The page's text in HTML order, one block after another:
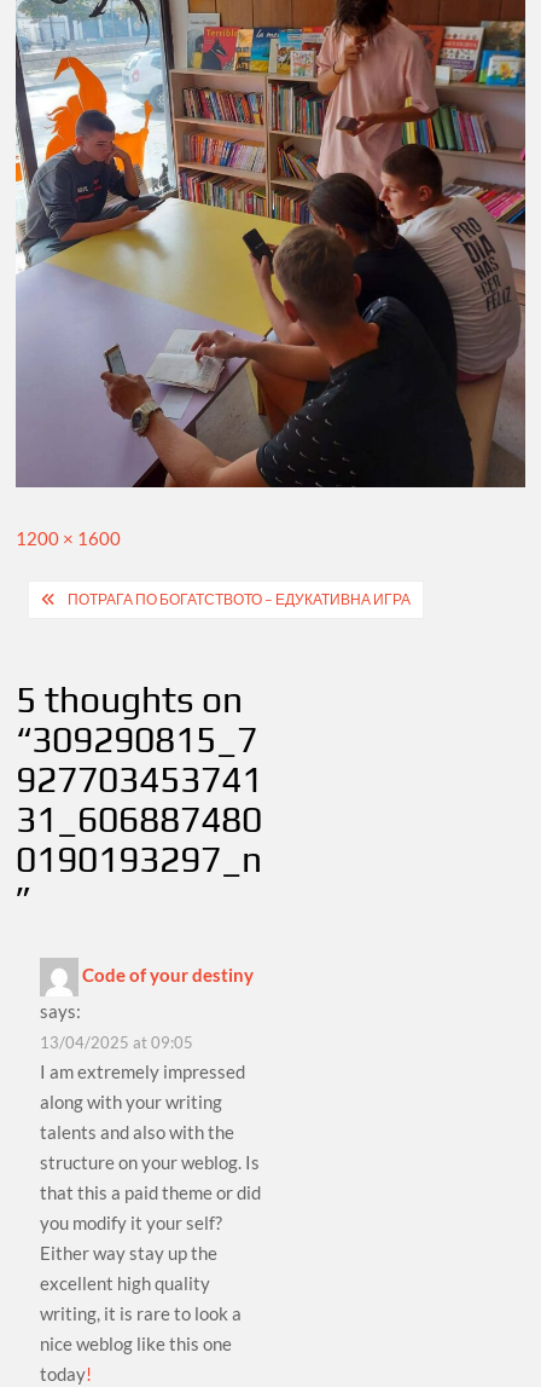
Full
1200 × 1600
PostПОТРАГА ПО БОГАТСТВОТО – ЕДУКАТИВНА ИГРА
5 thoughts on
“309290815_7
927703453741
31_606887480
0190193297_n
”
Code of your destiny
says:
13/04/2025 at 09:05
I am extremely impressed
along with your writing
talents and also with the
structure on your weblog. Is
that this a paid theme or did
you modify it your self?
Either way stay up the
excellent high quality
writing, it is rare to look a
nice weblog like this one
today!